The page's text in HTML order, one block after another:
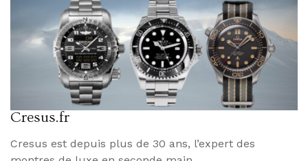
Cresus.fr
Cresus est depuis plus de 30 ans, l’expert des